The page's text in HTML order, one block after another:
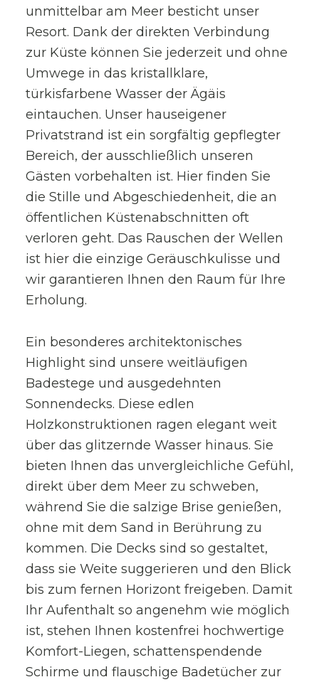
unmittelbar am Meer besticht unser
Resort. Dank der direkten Verbindung
zur Küste können Sie jederzeit und ohne
Umwege in das kristallklare,
türkisfarbene Wasser der Ägäis
eintauchen. Unser hauseigener
Privatstrand ist ein sorgfältig gepflegter
Bereich, der ausschließlich unseren
Gästen vorbehalten ist. Hier finden Sie
die Stille und Abgeschiedenheit, die an
öffentlichen Küstenabschnitten oft
verloren geht. Das Rauschen der Wellen
ist hier die einzige Geräuschkulisse und
wir garantieren Ihnen den Raum für Ihre
Erholung.
Ein besonderes architektonisches
Highlight sind unsere weitläufigen
Badestege und ausgedehnten
Sonnendecks. Diese edlen
Holzkonstruktionen ragen elegant weit
über das glitzernde Wasser hinaus. Sie
bieten Ihnen das unvergleichliche Gefühl,
direkt über dem Meer zu schweben,
während Sie die salzige Brise genießen,
ohne mit dem Sand in Berührung zu
kommen. Die Decks sind so gestaltet,
dass sie Weite suggerieren und den Blick
bis zum fernen Horizont freigeben. Damit
Ihr Aufenthalt so angenehm wie möglich
ist, stehen Ihnen kostenfrei hochwertige
Komfort-Liegen, schattenspendende
Schirme und flauschige Badetücher zur